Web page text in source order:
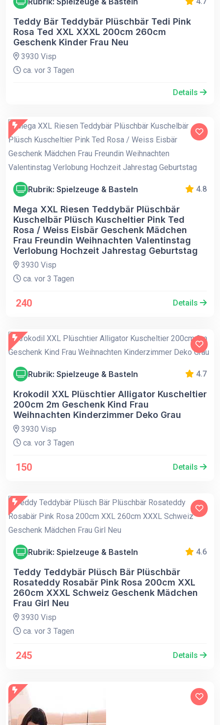
Teddy Bär Teddybär Plüschbär Tedi Pink
Rosa Ted XXL XXXL 200cm 260cm
Geschenk Kinder Frau Neu
3930 Visp
ca. vor 3 Tagen
Details
Rubrik: Spielzeuge & Basteln 4.8
Mega XXL Riesen Teddybär Plüschbär
Kuschelbär Plüsch Kuscheltier Pink Ted
Rosa / Weiss Eisbär Geschenk Mädchen
Frau Freundin Weihnachten Valentinstag
Verlobung Hochzeit Jahrestag Geburtstag
3930 Visp
ca. vor 3 Tagen
240 Details
Rubrik: Spielzeuge & Basteln 4.7
Krokodil XXL Plüschtier Alligator Kuscheltier
200cm 2m Geschenk Kind Frau
Weihnachten Kinderzimmer Deko Grau
3930 Visp
ca. vor 3 Tagen
150 Details
Rubrik: Spielzeuge & Basteln 4.6
Teddy Teddybär Plüsch Bär Plüschbär
Rosateddy Rosabär Pink Rosa 200cm XXL
260cm XXXL Schweiz Geschenk Mädchen
Frau Girl Neu
3930 Visp
ca. vor 3 Tagen
245 Details